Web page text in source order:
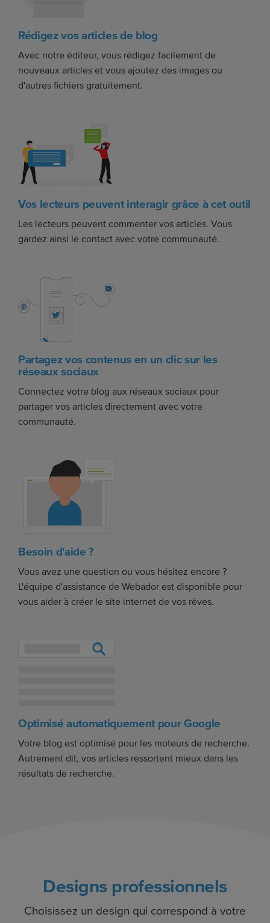
Rédigez vos articles de blog
Avec notre éditeur, vous rédigez facilement de
nouveaux articles et vous ajoutez des images ou
d'autres fichiers gratuitement.
Vos lecteurs peuvent interagir grâce à cet outil
Les lecteurs peuvent commenter vos articles. Vous
gardez ainsi le contact avec votre communauté.
Partagez vos contenus en un clic sur les
réseaux sociaux
Connectez votre blog aux réseaux sociaux pour
partager vos articles directement avec votre
communauté.
Besoin d'aide ?
Vous avez une question ou vous hésitez encore ?
L'équipe d'assistance de Webador est disponible pour
vous aider à créer le site internet de vos rêves.
Optimisé automatiquement pour Google
Votre blog est optimisé pour les moteurs de recherche.
Autrement dit, vos articles ressortent mieux dans les
résultats de recherche.
Designs professionnels
Choisissez un design qui correspond à votre